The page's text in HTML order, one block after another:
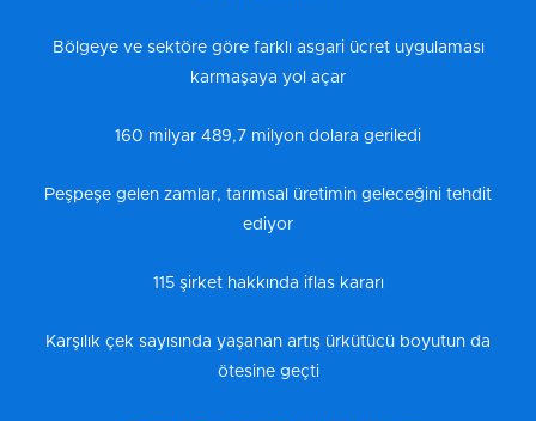
Bölgeye ve sektöre göre farklı asgari ücret uygulaması
karmaşaya yol açar
160 milyar 489,7 milyon dolara geriledi
Peşpeşe gelen zamlar, tarımsal üretimin geleceğini tehdit
ediyor
115 şirket hakkında iflas kararı
Karşılık çek sayısında yaşanan artış ürkütücü boyutun da
ötesine geçti